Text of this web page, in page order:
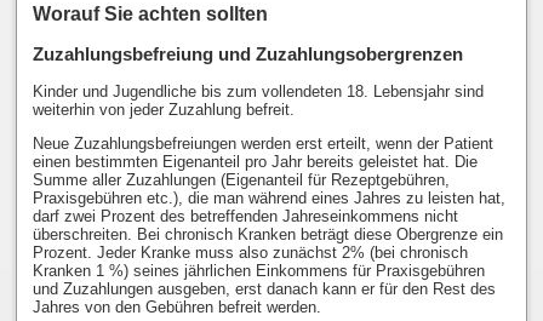
Worauf Sie achten sollten
Zuzahlungsbefreiung und Zuzahlungsobergrenzen
Kinder und Jugendliche bis zum vollendeten 18. Lebensjahr sind
weiterhin von jeder Zuzahlung befreit.
Neue Zuzahlungsbefreiungen werden erst erteilt, wenn der Patient
einen bestimmten Eigenanteil pro Jahr bereits geleistet hat. Die
Summe aller Zuzahlungen (Eigenanteil für Rezeptgebühren,
Praxisgebühren etc.), die man während eines Jahres zu leisten hat,
darf zwei Prozent des betreffenden Jahreseinkommens nicht
überschreiten. Bei chronisch Kranken beträgt diese Obergrenze ein
Prozent. Jeder Kranke muss also zunächst 2% (bei chronisch
Kranken 1 %) seines jährlichen Einkommens für Praxisgebühren
und Zuzahlungen ausgeben, erst danach kann er für den Rest des
Jahres von den Gebühren befreit werden.